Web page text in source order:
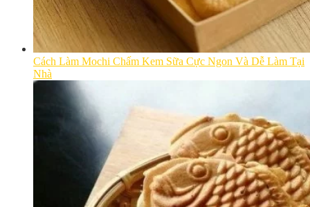
Cách Làm Mochi Chấm Kem Sữa Cực Ngon Và Dễ Làm Tại
Nhà